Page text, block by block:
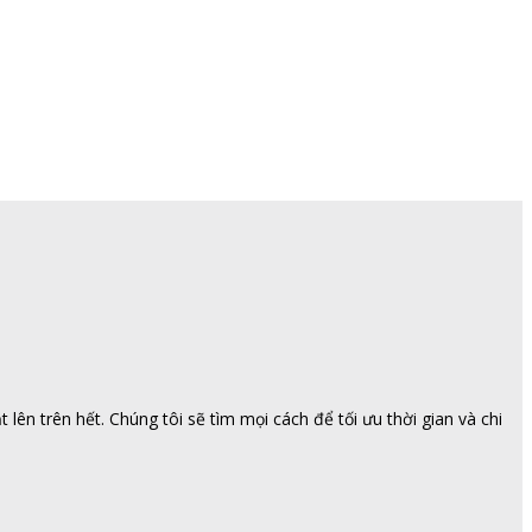
trên hết. Chúng tôi sẽ tìm mọi cách để tối ưu thời gian và chi